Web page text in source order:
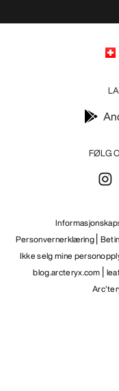
FØLG
Personvernerklæring
Ikke selg mine
blog.arcteryx.com